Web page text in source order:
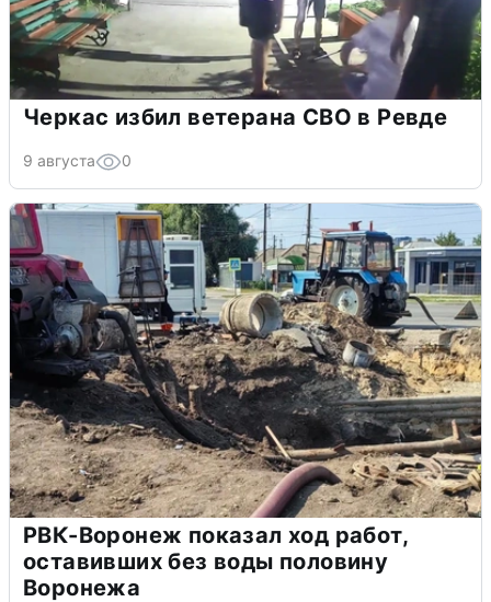
Черкас избил ветерана СВО в Ревде
9 августа 0
РВК-Воронеж показал ход работ,
оставивших без воды половину
Воронежа